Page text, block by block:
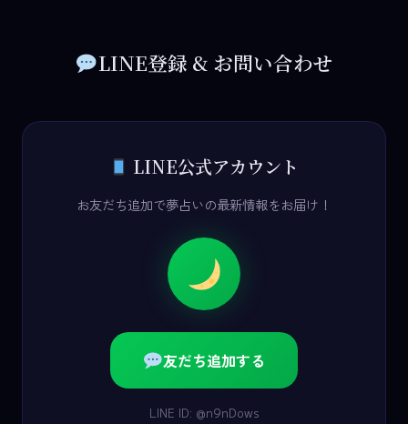
LINE登録 & お問い合わせ
LINE公式アカウント
お友だち追加で夢占いの最新情報をお届け！
友だち追加する
LINE ID: @n9nDows